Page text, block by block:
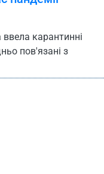
ввела карантинні
пов'язані з